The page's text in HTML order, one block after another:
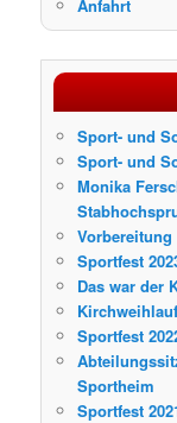
Anfahrt
Sport- und
Sport- und
Monika
Sportfest
Das war der
Sportfest
Sportheim
Sportfest